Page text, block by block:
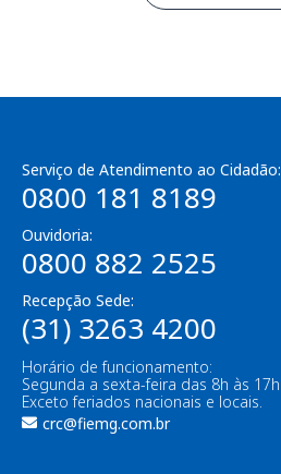
Serviço de Atendimento ao Cidadão:
0800 181 8189
Ouvidoria:
0800 882 2525
Recepção Sede:
(31) 3263 4200
Horário de funcionamento:
Segunda a sexta-feira das 8h às 17h
Exceto feriados nacionais e locais.
crc@fiemg.com.br